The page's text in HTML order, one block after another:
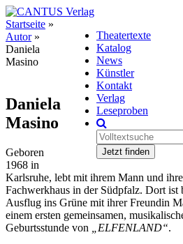
Theatertexte
Katalog
News
Künstler
Kontakt
Verlag
Leseproben
Jetzt finden
Startseite »
Autor»
Daniela
Masino
Daniela
Masino
Geboren
1968 in
Karlsruhe, lebt mit ihrem Mann und
Fachwerkhaus in der Südpfalz. Dort ist
Ausflug ins Grüne mit ihrer Freundin
einem ersten gemeinsamen,
Geburtsstunde von
„ELFENLAND“.